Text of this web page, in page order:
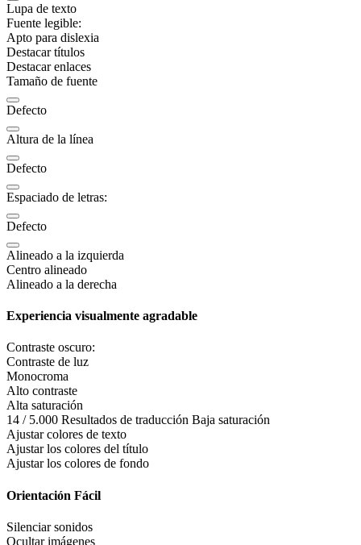
Lupa de texto
Fuente legible:
Apto para dislexia
Destacar títulos
Destacar enlaces
Tamaño de fuente
Defecto
Altura de la línea
Defecto
Espaciado de letras:
Defecto
Alineado a la izquierda
Centro alineado
Alineado a la derecha
Experiencia visualmente agradable
Contraste oscuro:
Contraste de luz
Monocroma
Alto contraste
Alta saturación
14 / 5.000 Resultados de traducción Baja saturación
Ajustar colores de texto
Ajustar los colores del título
Ajustar los colores de fondo
Orientación Fácil
Silenciar sonidos
Ocultar imágenes